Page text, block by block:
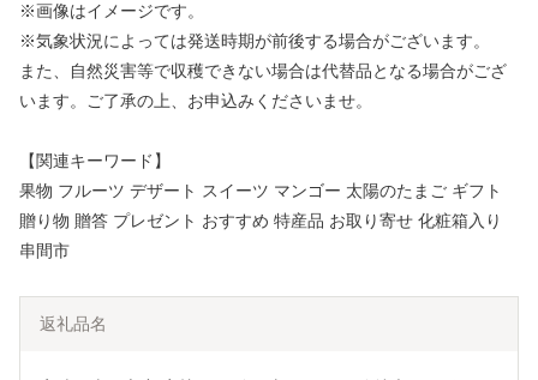
※画像はイメージです。
※気象状況によっては発送時期が前後する場合がございます。
また、自然災害等で収穫できない場合は代替品となる場合がござ
います。ご了承の上、お申込みくださいませ。
【関連キーワード】
果物 フルーツ デザート スイーツ マンゴー 太陽のたまご ギフト
贈り物 贈答 プレゼント おすすめ 特産品 お取り寄せ 化粧箱入り
串間市
返礼品名